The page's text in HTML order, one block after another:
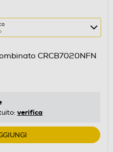
CRCB7020NFN
verifica